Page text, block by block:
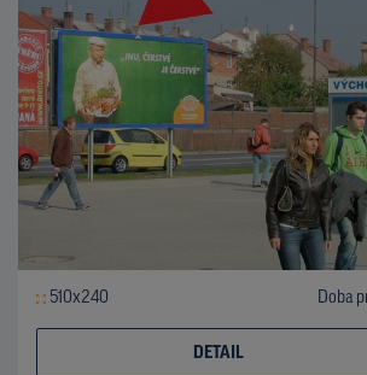
510x240 Doba
DETAIL